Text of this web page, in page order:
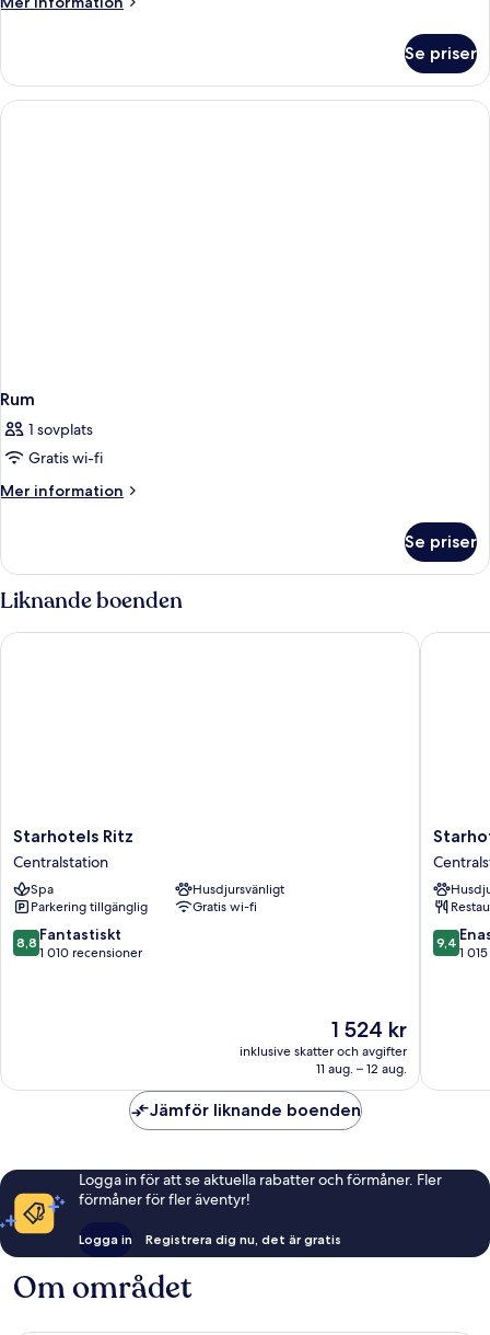
Se priser
Rum
1 sovplats
Gratis wi-fi
Mer information
Mer
Se priser
Liknande boenden
Starhotels
Ritz
Centralstation
Starhotels Ritz
Centralstation
Spa
Husdjursvänligt
Parkering tillgänglig
Gratis wi-fi
8.8
av
8,8 Fantastiskt
1 010 recensioner
Priset
är
1 524 kr
1 524 kr
inklusive skatter och avgifter
11 aug. – 12 aug.
Starhotels Ritz
E.c.ho.
9.4
av
9,4
1
Jämför liknande boenden
Logga in för att se aktuella rabatter och förmåner. Fler
förmåner för fler äventyr!
Logga in Registrera dig nu, det är gratis
Om området